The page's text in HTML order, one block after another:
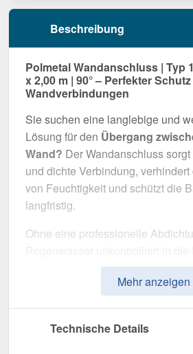
Beschreibung
Polmetal Wandanschluss | Typ
x 2,00 m | 90° – Perfekter
Wandverbindungen
Sie suchen eine langlebige und
Lösung für den Übergang
Wand? Der Wandanschluss
und dichte Verbindung,
von Feuchtigkeit und schützt die
langfristig.
Ohne eine professionelle
eindringen und langfristig
Dieser Wandanschluss wurde
Montage, hohe
Mehr anzeigen
Technische Details